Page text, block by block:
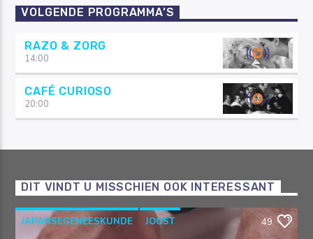
VOLGENDE PROGRAMMA’S
RAZO & ZORG
14:00
CAFÉ CURIOSO
20:00
DIT VINDT U MISSCHIEN OOK INTERESSANT
JAPANSEGENEESKUNDE
JOOST
49